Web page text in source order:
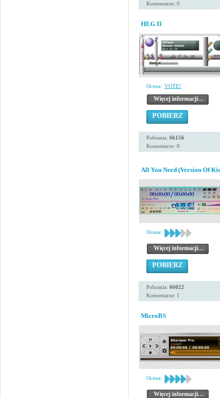
Komentarze: 0
HEG II
Ocena: VOTE!
Więcej informacji…
POBIERZ
Pobrania: 66156
Komentarze: 0
All You Need (Version Of
Ocena:
Więcej informacji…
POBIERZ
Pobrania: 66022
Komentarze: 1
MicroBS
Ocena:
Więcej informacji…